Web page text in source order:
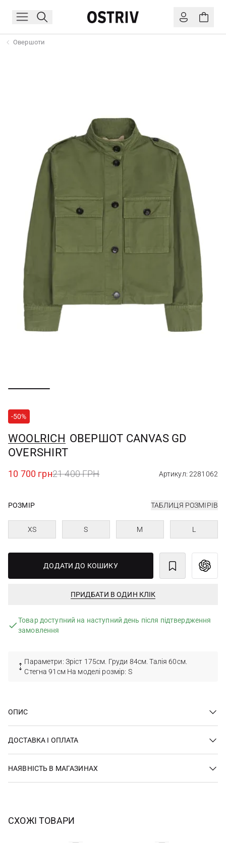
Овершоти
-50%
WOOLRICH ОВЕРШОТ CANVAS GD
OVERSHIRT
10 700 грн21 400 ГРН Артикул: 2281062
РОЗМІР ТАБЛИЦЯ РОЗМІРІВ
XS S M L
ДОДАТИ ДО КОШИКУ
ПРИДБАТИ В ОДИН КЛІК
Товар доступний на наступний день після підтвердження
замовлення
Параметри: Зріст 175см. Груди 84см. Талія 60см.
Стегна 91см На моделі розмір: S
ОПИС
ДОСТАВКА І ОПЛАТА
НАЯВНІСТЬ В МАГАЗИНАХ
СХОЖІ ТОВАРИ